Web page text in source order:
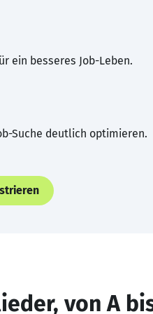
ein besseres Job-Leben.
Suche deutlich optimieren.
von A